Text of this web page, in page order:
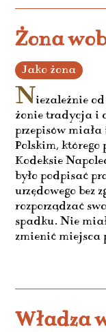
Żona
Jako żona
Niezależnie
żonie tradycja i
przepisów
Polskim, którego
Kodeksie
było podpisać
urzędowego bez
rozporządzać
spadku. Nie
zmienić miejsca
Władza